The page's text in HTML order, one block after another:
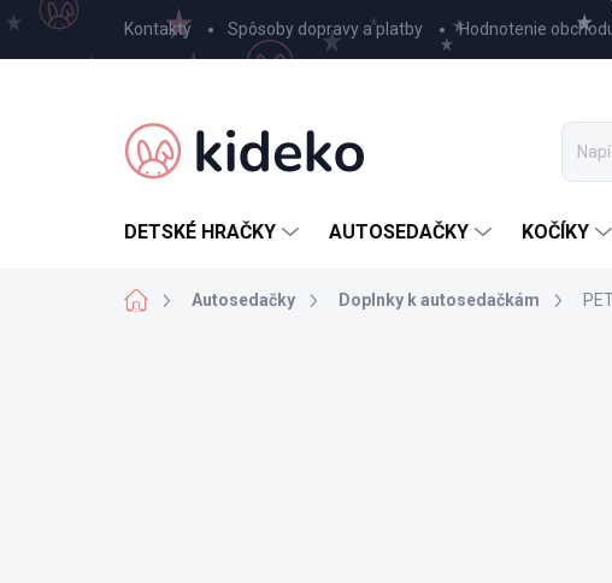
Prejsť
na
obsah
Kontakty Spôsoby dopravy a platby Hodnotenie
DETSKÉ HRAČKY AUTOSEDAČKY KOČÍKY
DomovAutosedačky Doplnky k autosedačkám